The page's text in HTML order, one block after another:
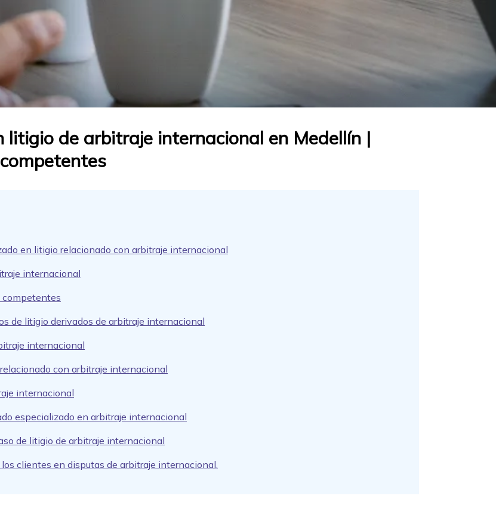
litigio de arbitraje internacional en Medellín |
en litigio relacionado con arbitraje internacional
internacional
competentes
de litigio derivados de arbitraje internacional
internacional
con arbitraje internacional
internacional
especializado en arbitraje internacional
de litigio de arbitraje internacional
clientes en disputas de arbitraje internacional.